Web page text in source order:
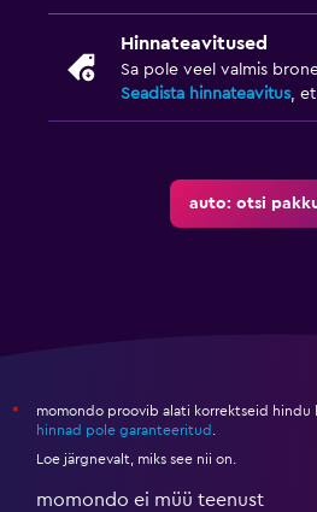
Hinnateavitused
Sa pole veel valmis
Seadista hinnateavitus,
auto: otsi
*
momondo proovib alati korrektseid hindu
hinnad pole garanteeritud .
Loe järgnevalt, miks see nii on.
momondo ei müü teenust